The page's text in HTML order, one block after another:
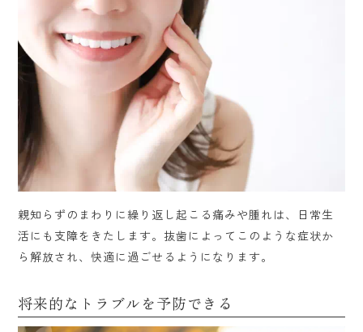
親知らずのまわりに繰り返し起こる痛みや腫れは、日常生
活にも支障をきたします。抜歯によってこのような症状か
ら解放され、快適に過ごせるようになります。
将来的なトラブルを予防できる